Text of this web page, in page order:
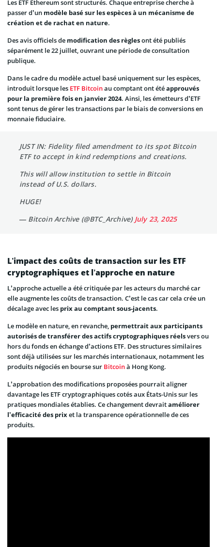
Les ETF Ethereum sont structurés. Chaque entreprise cherche à
passer d’un modèle basé sur les espèces à un mécanisme de
création et de rachat en nature.
Des avis officiels de modification des règlesont été publiés
séparément le 22 juillet, ouvrant une période de consultation
publique.
Dans le cadre du modèle actuel basé uniquement sur les espèces,
introduit lorsque les ETF Bitcoinau comptant ont étéapprouvés
pour la première fois en janvier 2024. Ainsi, les émetteurs d’ETF
sont tenus de gérer les transactions par le biais de conversions en
monnaie fiduciaire.
JUST IN: Fidelity filed amendment to its spot Bitcoin
ETF to accept in kind redemptions and creations.
This will allow institution to settle in Bitcoin
instead of U.S. dollars.
HUGE!
— Bitcoin Archive (@BTC_Archive) July 23, 2025
L’impact des coûts de transaction sur les ETF
cryptographiques et l’approche en nature
L’approche actuelle a été critiquée par les acteurs du marché car
elle augmente les coûts de transaction. C’est le cas car cela crée un
décalage avec les prix au comptant sous-jacents.
Le modèle en nature, en revanche, permettrait aux participants
autorisés de transférer des actifs cryptographiques réelsvers ou
hors du fonds en échange d’actions ETF. Des structures similaires
sont déjà utilisées sur les marchés internationaux, notamment les
produits négociés en bourse sur Bitcoinà Hong Kong.
L’approbation des modifications proposées pourrait aligner
davantage les ETF cryptographiques cotés aux États-Unis sur les
pratiques mondiales établies. Ce changement devraitaméliorer
l’efficacité des prixet la transparence opérationnelle de ces
produits.